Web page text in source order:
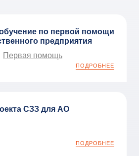
обучение по первой помощи
предприятия
Первая помощь
ПОДРОБНЕЕ
СЗЗ для АО
ПОДРОБНЕЕ